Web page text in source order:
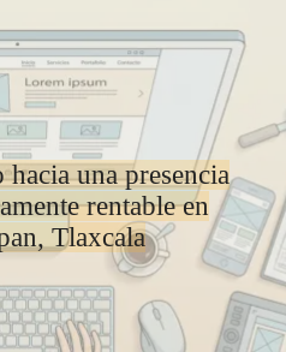
una presencia
rentable en
Tlaxcala